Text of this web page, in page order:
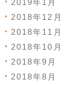
2019年1月
2018年12月
2018年11月
2018年10月
2018年9月
2018年8月